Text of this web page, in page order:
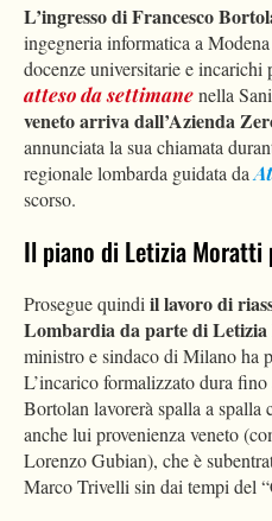
L’ingresso di Francesco
ingegneria informatica a
docenze universitarie e incarichi
atteso da settimanenella
venetoarriva dall’Azienda
annunciata la sua chiamata
regionale lombarda guidata da
scorso.
Il piano di Letizia Moratti
Prosegue quindi il lavoro di
Lombardia da parte di
ministro e sindaco di Milano ha
L’incarico formalizzato dura
Bortolan lavorerà spalla a
anche lui provenienza veneto
Lorenzo Gubian), che è
Marco Trivelli sin dai tempi del